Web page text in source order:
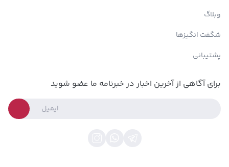
وبلاگ
شگفت انگیزها
پشتیبانی
برای آگاهی از آخرین اخبار در خبرنامه ما عضو شوید